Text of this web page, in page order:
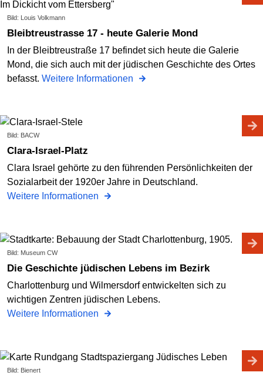
Bild: Louis Volkmann
Bleibtreustrasse 17 - heute Galerie Mond
In der Bleibtreustraße 17 befindet sich heute die Galerie
Mond, die sich auch mit der jüdischen Geschichte des Ortes
befasst. Weitere Informationen
Bild: BACW
Clara-Israel-Platz
Clara Israel gehörte zu den führenden Persönlichkeiten der
Sozialarbeit der 1920er Jahre in Deutschland.
Weitere Informationen
Bild: Museum CW
Die Geschichte jüdischen Lebens im Bezirk
Charlottenburg und Wilmersdorf entwickelten sich zu
wichtigen Zentren jüdischen Lebens.
Weitere Informationen
Bild: Bienert